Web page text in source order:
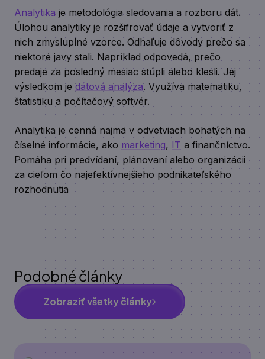
Analytika je metodológia sledovania a rozboru dát.
Úlohou analytiky je rozšifrovať údaje a vytvoriť z
nich zmysluplné vzorce. Odhaľuje dôvody prečo sa
niektoré javy stali. Napríklad odpovedá, prečo
predaje za posledný mesiac stúpli alebo klesli. Jej
výsledkom je dátová analýza. Využíva matematiku,
štatistiku a počítačový softvér.
Analytika je cenná najmä v odvetviach bohatých na
číselné informácie, ako marketing,ITa finančníctvo.
Pomáha pri predvídaní, plánovaní alebo organizácii
za cieľom čo najefektívnejšieho podnikateľského
rozhodnutia
Podobné články
Zobraziť všetky články